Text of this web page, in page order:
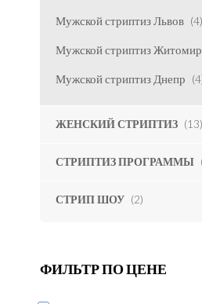
Мужской стриптиз Львов (4)
Мужской стриптиз Житомир
Мужской стриптиз Днепр
ЖЕНСКИЙ СТРИПТИЗ (13)
СТРИПТИЗ ПРОГРАММЫ
СТРИП ШОУ (2)
ФИЛЬТР ПО ЦЕНЕ